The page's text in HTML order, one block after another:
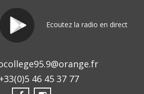
Ecoutez la radio en direct
+33(0)5 46 45 37 77